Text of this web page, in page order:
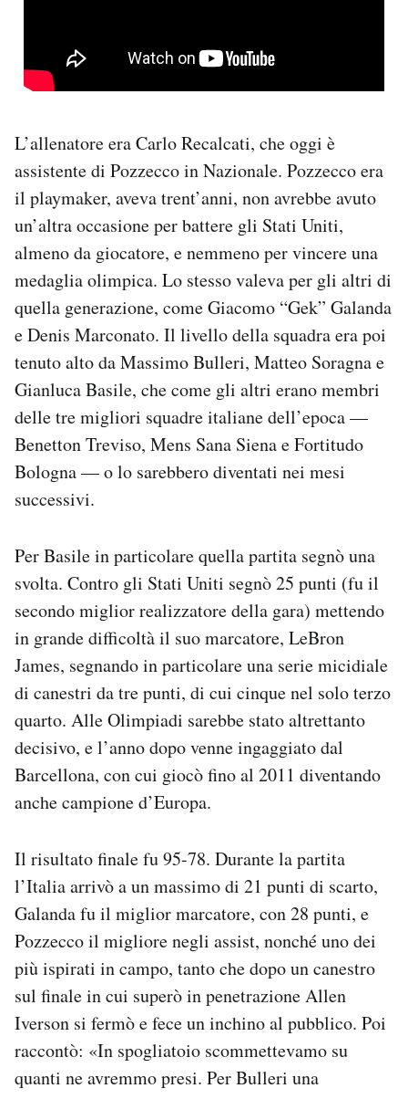
L’allenatore era Carlo Recalcati, che oggi è
assistente di Pozzecco in Nazionale. Pozzecco era
il playmaker, aveva trent’anni, non avrebbe avuto
un’altra occasione per battere gli Stati Uniti,
almeno da giocatore, e nemmeno per vincere una
medaglia olimpica. Lo stesso valeva per gli altri di
quella generazione, come Giacomo “Gek” Galanda
e Denis Marconato. Il livello della squadra era poi
tenuto alto da Massimo Bulleri, Matteo Soragna e
Gianluca Basile, che come gli altri erano membri
delle tre migliori squadre italiane dell’epoca —
Benetton Treviso, Mens Sana Siena e Fortitudo
Bologna — o lo sarebbero diventati nei mesi
successivi.
Per Basile in particolare quella partita segnò una
svolta. Contro gli Stati Uniti segnò 25 punti (fu il
secondo miglior realizzatore della gara) mettendo
in grande difficoltà il suo marcatore, LeBron
James, segnando in particolare una serie micidiale
di canestri da tre punti, di cui cinque nel solo terzo
quarto. Alle Olimpiadi sarebbe stato altrettanto
decisivo, e l’anno dopo venne ingaggiato dal
Barcellona, con cui giocò fino al 2011 diventando
anche campione d’Europa.
Il risultato finale fu 95-78. Durante la partita
l’Italia arrivò a un massimo di 21 punti di scarto,
Galanda fu il miglior marcatore, con 28 punti, e
Pozzecco il migliore negli assist, nonché uno dei
più ispirati in campo, tanto che dopo un canestro
sul finale in cui superò in penetrazione Allen
Iverson si fermò e fece un inchino al pubblico. Poi
raccontò: «In spogliatoio scommettevamo su
quanti ne avremmo presi. Per Bulleri una